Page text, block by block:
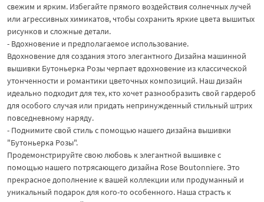
свежим и ярким. Избегайте прямого воздействия солнечных лучей
или агрессивных химикатов, чтобы сохранить яркие цвета вышитых
рисунков и сложные детали.
- Вдохновение и предполагаемое использование.
Вдохновение для создания этого элегантного Дизайна машинной
вышивки Бутоньерка Розы черпает вдохновение из классической
утонченности и романтики цветочных композиций. Наш дизайн
идеально подходит для тех, кто хочет разнообразить свой гардероб
для особого случая или придать непринужденный стильный штрих
повседневному наряду.
- Поднимите свой стиль с помощью нашего дизайна вышивки
"Бутоньерка Розы".
Продемонстрируйте свою любовь к элегантной вышивке с
помощью нашего потрясающего дизайна Rose Boutonniere. Это
прекрасное дополнение к вашей коллекции или продуманный и
уникальный подарок для кого-то особенного. Наша страсть к